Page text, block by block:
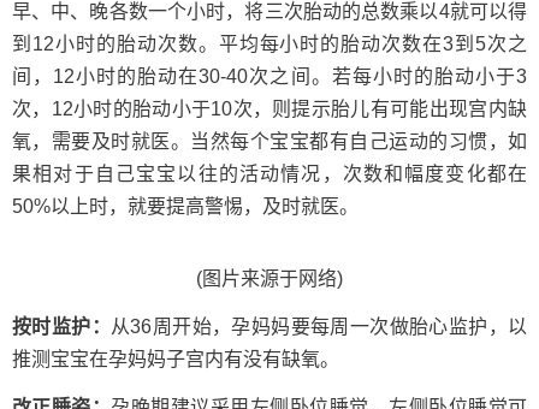
早、中、晚各数一个小时，将三次胎动的总数乘以4就可以得
到12小时的胎动次数。平均每小时的胎动次数在3到5次之
间，12小时的胎动在30-40次之间。若每小时的胎动小于3
次，12小时的胎动小于10次，则提示胎儿有可能出现宫内缺
氧，需要及时就医。当然每个宝宝都有自己运动的习惯，如
果相对于自己宝宝以往的活动情况，次数和幅度变化都在
50%以上时，就要提高警惕，及时就医。
(图片来源于网络)
按时监护：
从36周开始，孕妈妈要每周一次做胎心监护，以
推测宝宝在孕妈妈子宫内有没有缺氧。